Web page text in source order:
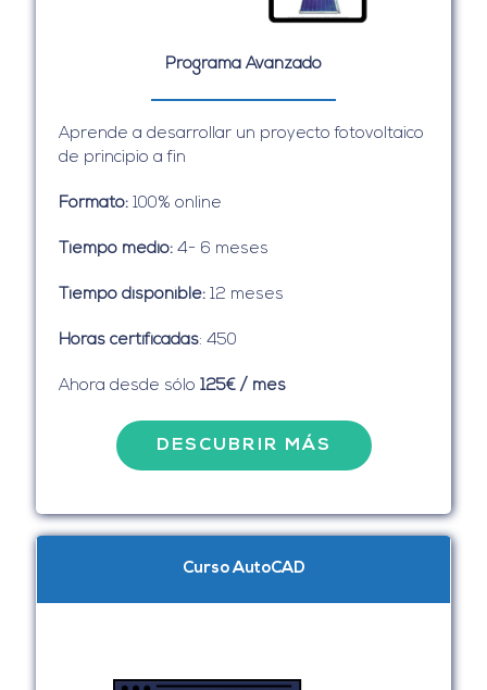
Programa Avanzado
Aprende a desarrollar un proyecto fotovoltaico
de principio a fin
Formato:100% online
Tiempo medio:4- 6 meses
Tiempo disponible:12 meses
Horas certificadas: 450
Ahora desde sólo 125€ / mes
DESCUBRIR MÁS
Curso AutoCAD